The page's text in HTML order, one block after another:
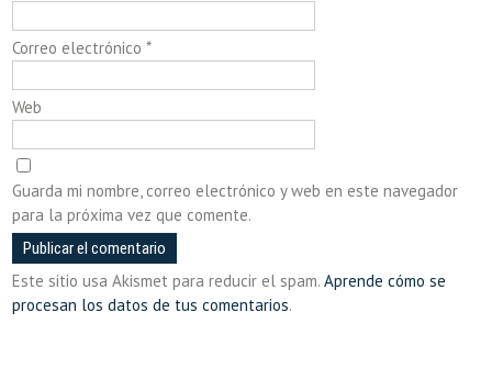
Correo electrónico*
Web
Guarda mi nombre, correo electrónico y web en este navegador
para la próxima vez que comente.
Este sitio usa Akismet para reducir el spam.Aprende cómo se
procesan los datos de tus comentarios.